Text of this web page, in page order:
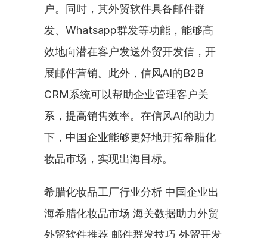
户。同时，其外贸软件具备邮件群
发、Whatsapp群发等功能，能够高
效地向潜在客户发送外贸开发信，开
展邮件营销。此外，信风AI的B2B
CRM系统可以帮助企业管理客户关
系，提高销售效率。在信风AI的助力
下，中国企业能够更好地开拓希腊化
妆品市场，实现出海目标。
希腊化妆品工厂行业分析 中国企业出
海希腊化妆品市场 海关数据助力外贸
外贸软件推荐 邮件群发技巧 外贸开发